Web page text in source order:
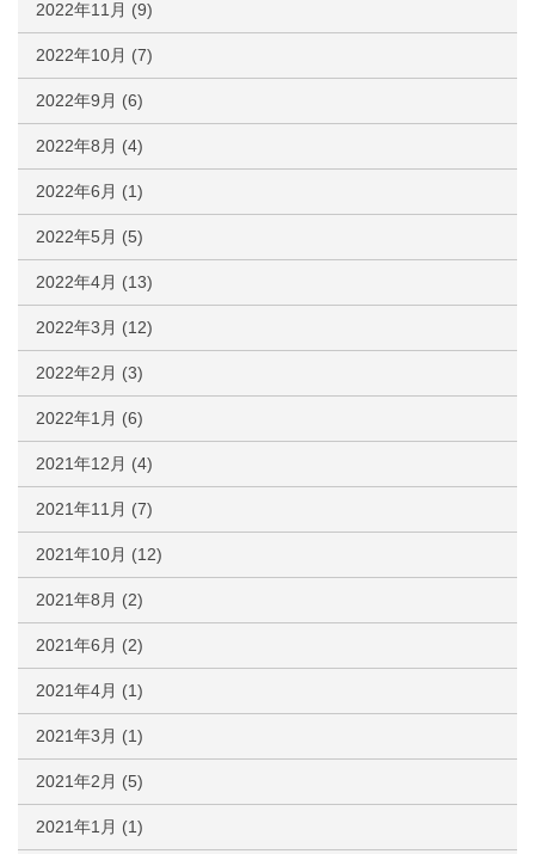
2022年11月 (9)
2022年10月 (7)
2022年9月 (6)
2022年8月 (4)
2022年6月 (1)
2022年5月 (5)
2022年4月 (13)
2022年3月 (12)
2022年2月 (3)
2022年1月 (6)
2021年12月 (4)
2021年11月 (7)
2021年10月 (12)
2021年8月 (2)
2021年6月 (2)
2021年4月 (1)
2021年3月 (1)
2021年2月 (5)
2021年1月 (1)